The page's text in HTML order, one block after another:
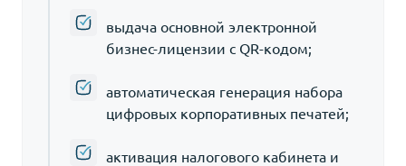
выдача основной электронной
бизнес-лицензии с QR-кодом;
автоматическая генерация набора
цифровых корпоративных печатей;
активация налогового кабинета и